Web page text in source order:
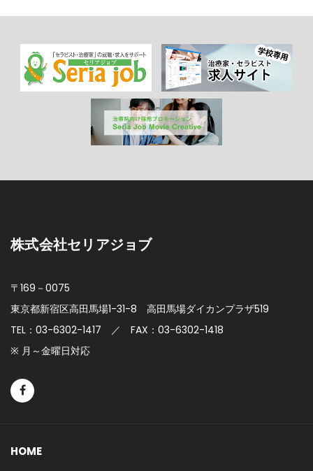
株式会社セリアジョブ
〒169－0075
東京都新宿区高田馬場1-31-8 高田馬場ダイカンプラザ519
TEL：03-6302-1417 ／ FAX：03-6302-1418
※ 月～金曜日対応
HOME